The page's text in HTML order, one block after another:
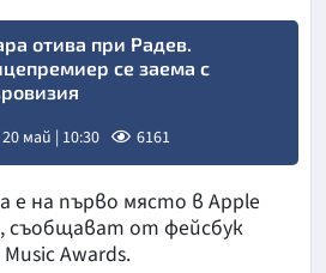
отива при Радев.
се заема с
20 май | 10:30 6161
е на първо място в Apple
съобщават от фейсбук
Awards.